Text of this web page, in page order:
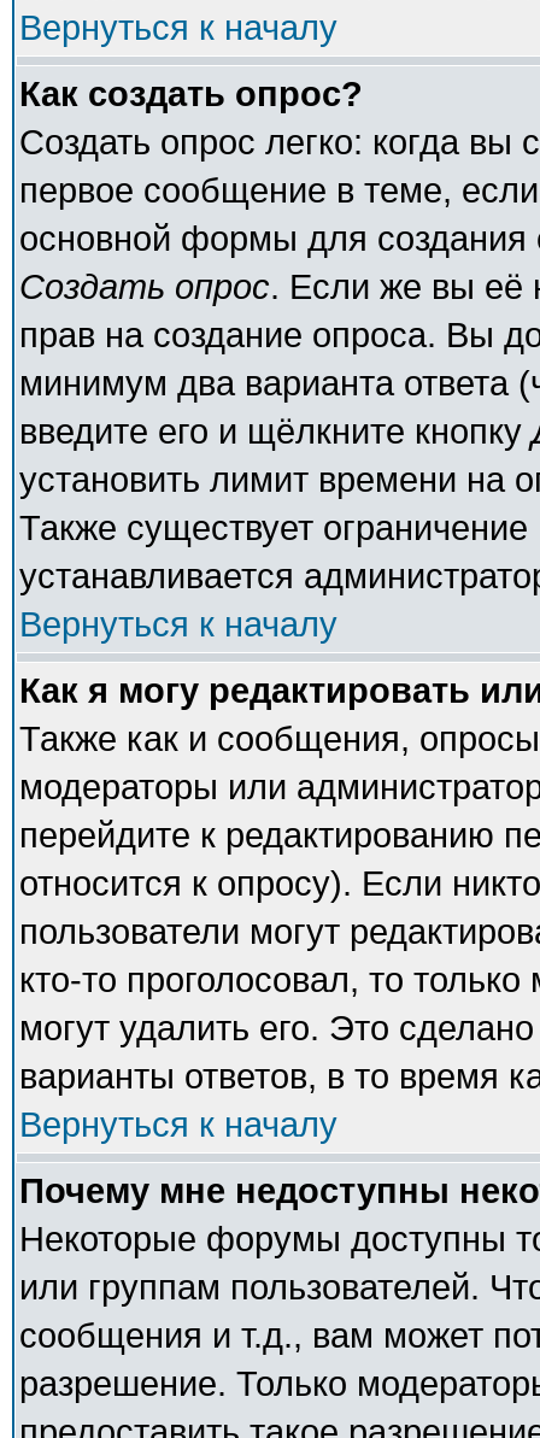
Вернуться к началу
Как создать опрос?
Создать опрос легко: когда вы
первое сообщение в теме,
основной формы для
Создать опрос. Если же вы её
прав на создание опроса. Вы
минимум два варианта ответа
введите его и щёлкните кнопку
установить лимит времени на
Также существует
устанавливается
Вернуться к началу
Как я могу редактировать
Также как и сообщения,
модераторы или
перейдите к редактированию
относится к опросу). Если
пользователи могут
кто-то проголосовал, то
могут удалить его. Это
варианты ответов, в то время
Вернуться к началу
Почему мне недоступны
Некоторые форумы доступны
или группам пользователей.
сообщения и т.д., вам может
разрешение. Только